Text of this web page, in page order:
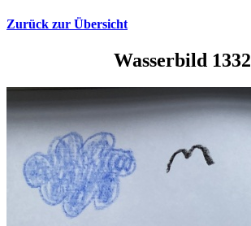
Zurück zur Übersicht
Wasserbild 1332